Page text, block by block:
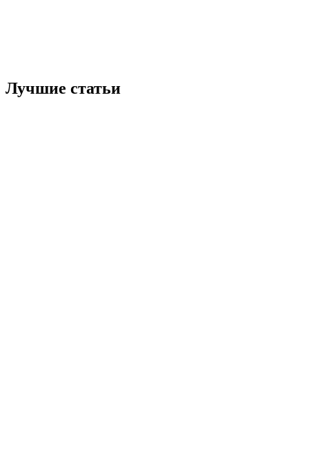
Лучшие статьи